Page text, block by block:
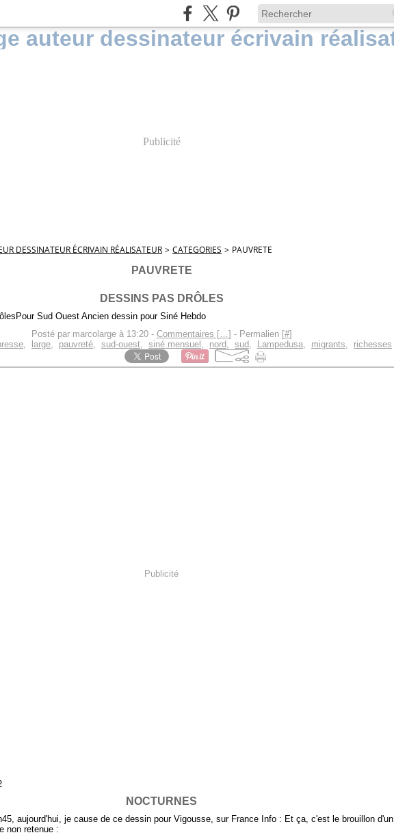
Publicité
DESSINATEUR ÉCRIVAIN RÉALISATEUR > CATEGORIES > PAUVRETE
PAUVRETE
DESSINS PAS DRÔLES
Pour Sud Ouest Ancien dessin pour Siné Hebdo
Posté par marcolarge à 13:20 - Commentaires […] - Permalien [#]
, large, pauvreté, sud-ouest, siné mensuel , nord, sud, Lampedusa, migrants, richesses
Publicité
NOCTURNES
aujourd'hui, je cause de ce dessin pour Vigousse, sur France Info : Et ça, c'est le brouillon d'un
non retenue :